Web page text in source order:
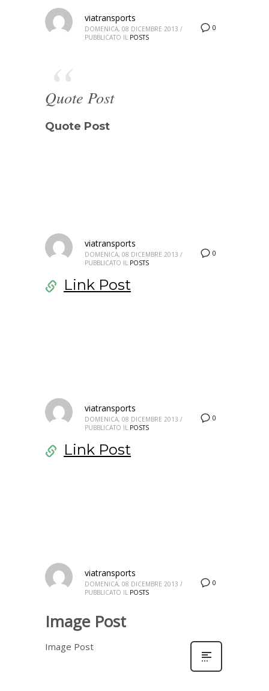
0
viatransports
DOMENICA, 08 DICEMBRE 2013 /
PUBBLICATO IL POSTS
Quote Post
Quote Post
0
viatransports
DOMENICA, 08 DICEMBRE 2013 /
PUBBLICATO IL POSTS
Link Post
0
viatransports
DOMENICA, 08 DICEMBRE 2013 /
PUBBLICATO IL POSTS
Link Post
0
viatransports
DOMENICA, 08 DICEMBRE 2013 /
PUBBLICATO IL POSTS
Image Post
Image Post